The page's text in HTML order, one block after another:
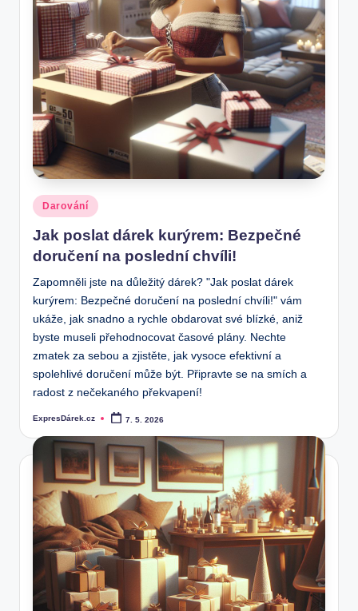
Posted
in
Darování
Jak poslat dárek kurýrem: Bezpečné
doručení na poslední chvíli!
Zapomněli jste na důležitý dárek? "Jak poslat dárek
kurýrem: Bezpečné doručení na poslední chvíli!" vám
ukáže, jak snadno a rychle obdarovat své blízké, aniž
byste museli přehodnocovat časové plány. Nechte
zmatek za sebou a zjistěte, jak vysoce efektivní a
spolehlivé doručení může být. Připravte se na smích a
radost z nečekaného překvapení!
Posted
ExpresDárek.cz 7. 5. 2026